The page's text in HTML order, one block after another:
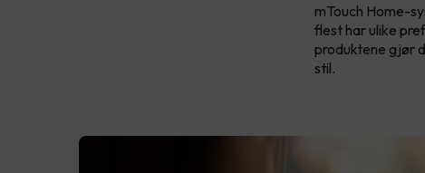
mTouch Home-
flest har ulike
produktene gjør
stil.